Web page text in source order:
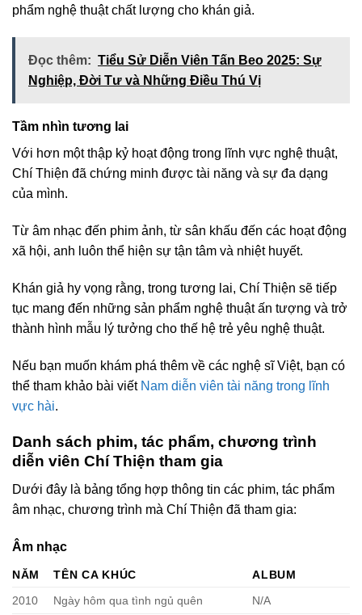
phẩm nghệ thuật chất lượng cho khán giả.
Đọc thêm: Tiểu Sử Diễn Viên Tấn Beo 2025: Sự
Nghiệp, Đời Tư và Những Điều Thú Vị
Tầm nhìn tương lai
Với hơn một thập kỷ hoạt động trong lĩnh vực nghệ thuật,
Chí Thiện đã chứng minh được tài năng và sự đa dạng
của mình.
Từ âm nhạc đến phim ảnh, từ sân khấu đến các hoạt động
xã hội, anh luôn thể hiện sự tận tâm và nhiệt huyết.
Khán giả hy vọng rằng, trong tương lai, Chí Thiện sẽ tiếp
tục mang đến những sản phẩm nghệ thuật ấn tượng và trở
thành hình mẫu lý tưởng cho thế hệ trẻ yêu nghệ thuật.
Nếu bạn muốn khám phá thêm về các nghệ sĩ Việt, bạn có
thể tham khảo bài viết Nam diễn viên tài năng trong lĩnh
vực hài.
Danh sách phim, tác phẩm, chương trình
diễn viên Chí Thiện tham gia
Dưới đây là bảng tổng hợp thông tin các phim, tác phẩm
âm nhạc, chương trình mà Chí Thiện đã tham gia:
Âm nhạc
NĂM TÊN CA KHÚC
ALBUM
2010
Ngày hôm qua tình ngủ quên N/A